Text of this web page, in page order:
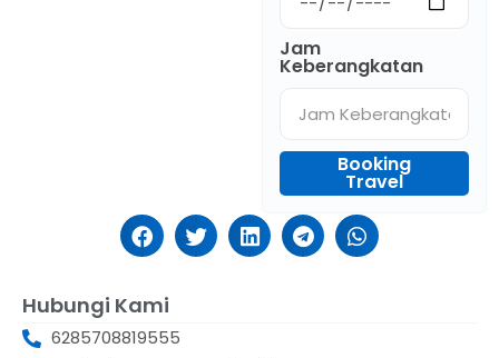
Jam
Keberangkatan
Booking
Travel
Hubungi Kami
6285708819555